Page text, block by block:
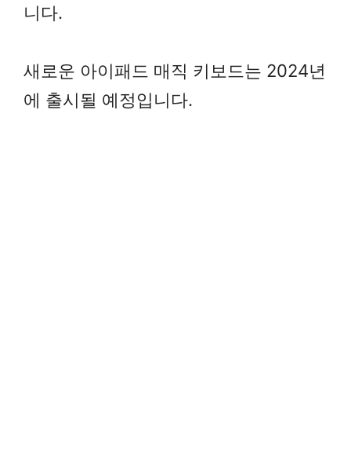
니다.
새로운 아이패드 매직 키보드는 2024년
에 출시될 예정입니다.